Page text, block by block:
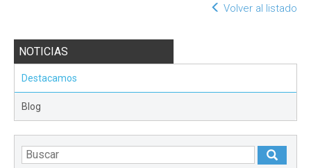
Volver al listado
NOTICIAS
Destacamos
Blog